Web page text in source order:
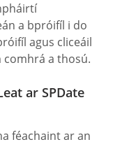
a bpróifíl i do
agus cliceáil
a thosú.
ar SPDate
féachaint ar an